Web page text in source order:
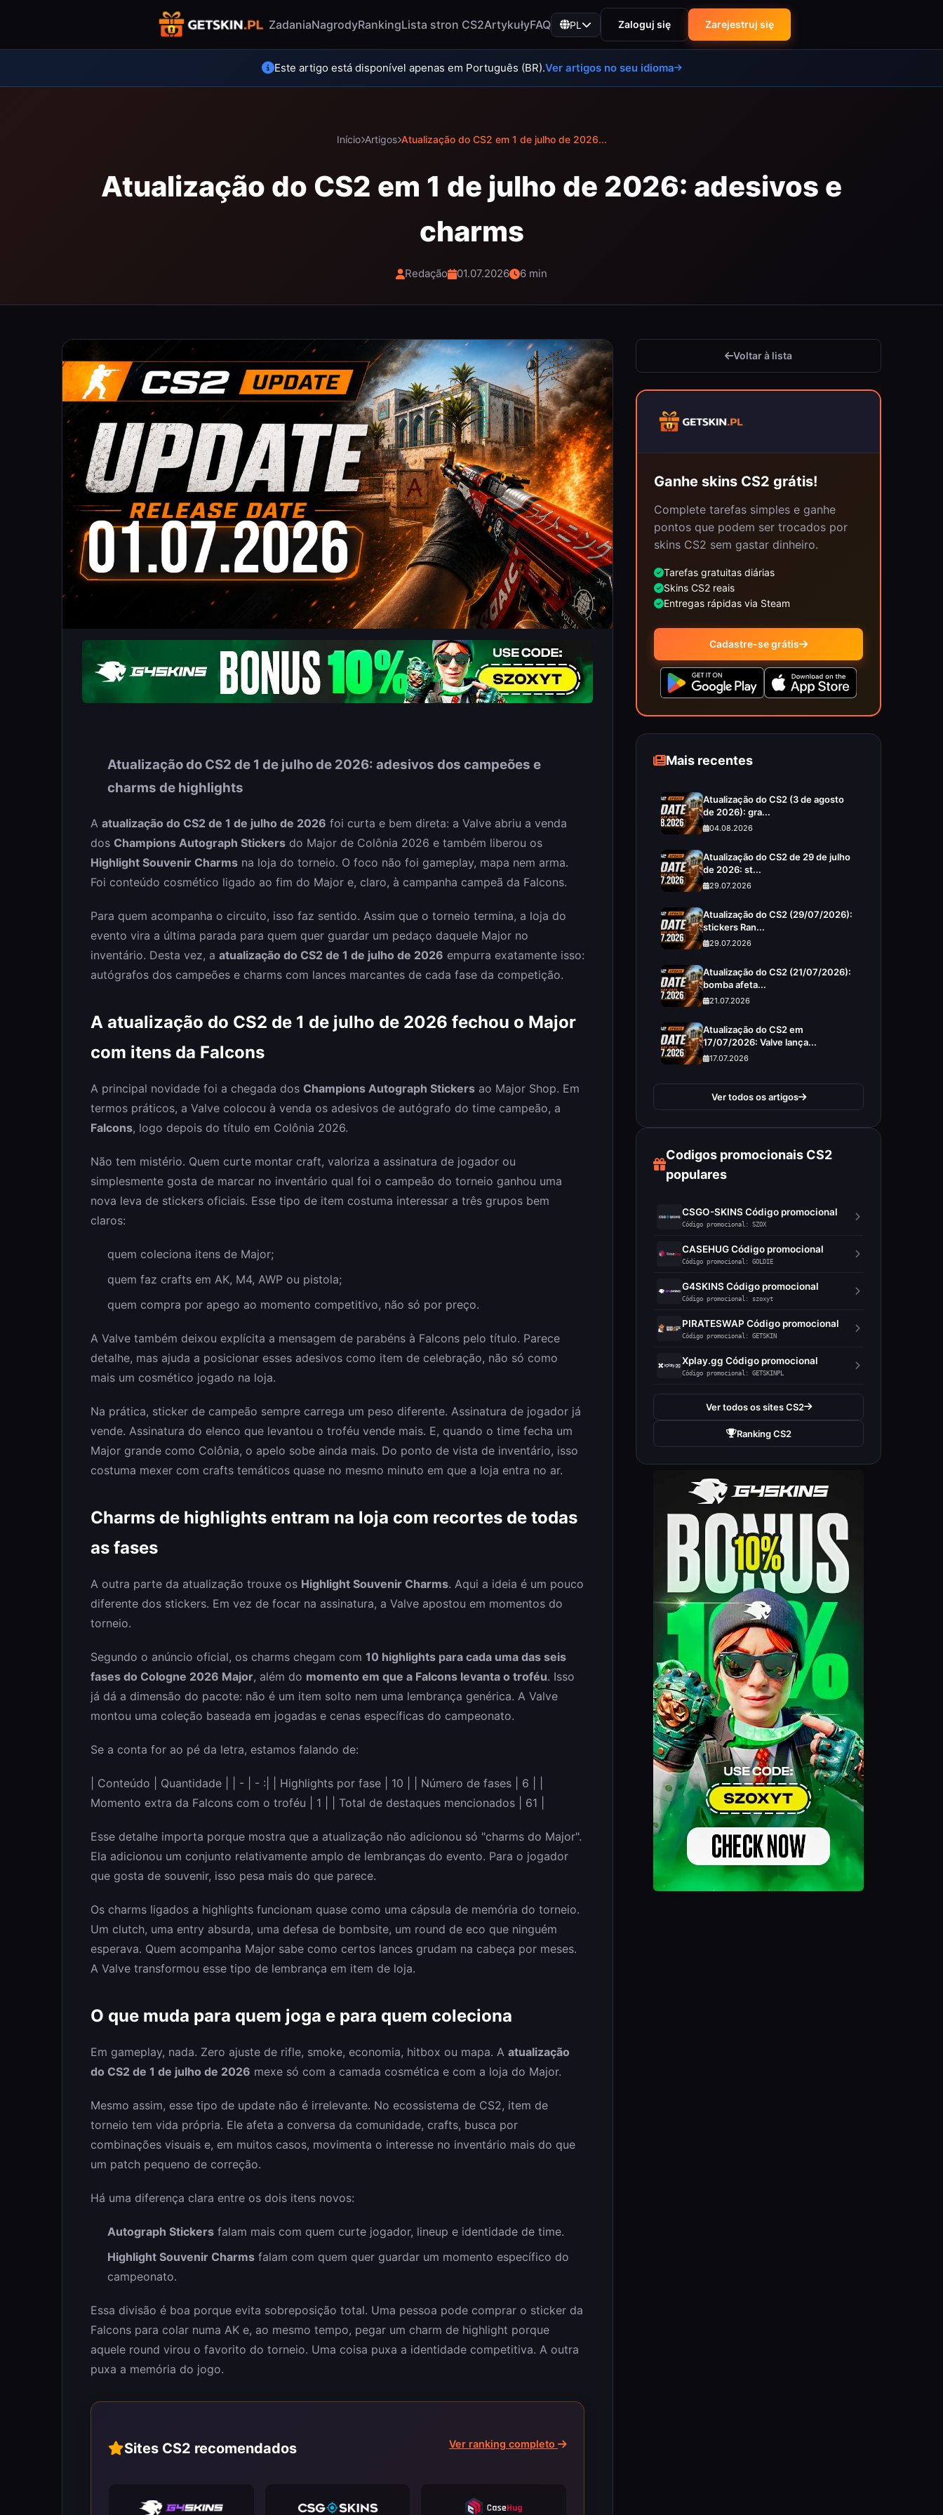
ZadaniaNagrodyRankingLista stron CS2ArtykułyFAQ PL Zaloguj się Zarejestruj się
Este artigo está disponível apenas em Português (BR).Ver artigos no seu idioma
Início Artigos Atualização do CS2 em 1 de julho de 2026...
Atualização do CS2 em 1 de julho de 2026: adesivos e
charms
Redação 01.07.2026 6 min
Atualização do CS2 de 1 de julho de 2026: adesivos dos campeões e
charms de highlights
A atualização do CS2 de 1 de julho de 2026 foi curta e bem direta: a Valve abriu a venda
dos Champions Autograph Stickers do Major de Colônia 2026 e também liberou os
Highlight Souvenir Charms na loja do torneio. O foco não foi gameplay, mapa nem arma.
Foi conteúdo cosmético ligado ao fim do Major e, claro, à campanha campeã da Falcons.
Para quem acompanha o circuito, isso faz sentido. Assim que o torneio termina, a loja do
evento vira a última parada para quem quer guardar um pedaço daquele Major no
inventário. Desta vez, a atualização do CS2 de 1 de julho de 2026 empurra exatamente isso:
autógrafos dos campeões e charms com lances marcantes de cada fase da competição.
A atualização do CS2 de 1 de julho de 2026 fechou o Major
com itens da Falcons
A principal novidade foi a chegada dos Champions Autograph Stickers ao Major Shop. Em
termos práticos, a Valve colocou à venda os adesivos de autógrafo do time campeão, a
Falcons, logo depois do título em Colônia 2026.
Não tem mistério. Quem curte montar craft, valoriza a assinatura de jogador ou
simplesmente gosta de marcar no inventário qual foi o campeão do torneio ganhou uma
nova leva de stickers oficiais. Esse tipo de item costuma interessar a três grupos bem
claros:
quem coleciona itens de Major;
quem faz crafts em AK, M4, AWP ou pistola;
quem compra por apego ao momento competitivo, não só por preço.
A Valve também deixou explícita a mensagem de parabéns à Falcons pelo título. Parece
detalhe, mas ajuda a posicionar esses adesivos como item de celebração, não só como
mais um cosmético jogado na loja.
Na prática, sticker de campeão sempre carrega um peso diferente. Assinatura de jogador já
vende. Assinatura do elenco que levantou o troféu vende mais. E, quando o time fecha um
Major grande como Colônia, o apelo sobe ainda mais. Do ponto de vista de inventário, isso
costuma mexer com crafts temáticos quase no mesmo minuto em que a loja entra no ar.
Charms de highlights entram na loja com recortes de todas
as fases
A outra parte da atualização trouxe os Highlight Souvenir Charms. Aqui a ideia é um pouco
diferente dos stickers. Em vez de focar na assinatura, a Valve apostou em momentos do
torneio.
Segundo o anúncio oficial, os charms chegam com 10 highlights para cada uma das seis
fases do Cologne 2026 Major, além do momento em que a Falcons levanta o troféu. Isso
já dá a dimensão do pacote: não é um item solto nem uma lembrança genérica. A Valve
montou uma coleção baseada em jogadas e cenas específicas do campeonato.
Se a conta for ao pé da letra, estamos falando de:
| Conteúdo | Quantidade | | - | - :| | Highlights por fase | 10 | | Número de fases | 6 | |
Momento extra da Falcons com o troféu | 1 | | Total de destaques mencionados | 61 |
Esse detalhe importa porque mostra que a atualização não adicionou só "charms do Major".
Ela adicionou um conjunto relativamente amplo de lembranças do evento. Para o jogador
que gosta de souvenir, isso pesa mais do que parece.
Os charms ligados a highlights funcionam quase como uma cápsula de memória do torneio.
Um clutch, uma entry absurda, uma defesa de bombsite, um round de eco que ninguém
esperava. Quem acompanha Major sabe como certos lances grudam na cabeça por meses.
A Valve transformou esse tipo de lembrança em item de loja.
O que muda para quem joga e para quem coleciona
Em gameplay, nada. Zero ajuste de rifle, smoke, economia, hitbox ou mapa. A atualização
do CS2 de 1 de julho de 2026 mexe só com a camada cosmética e com a loja do Major.
Mesmo assim, esse tipo de update não é irrelevante. No ecossistema de CS2, item de
torneio tem vida própria. Ele afeta a conversa da comunidade, crafts, busca por
combinações visuais e, em muitos casos, movimenta o interesse no inventário mais do que
um patch pequeno de correção.
Há uma diferença clara entre os dois itens novos:
Autograph Stickers falam mais com quem curte jogador, lineup e identidade de time.
Highlight Souvenir Charms falam com quem quer guardar um momento específico do
campeonato.
Essa divisão é boa porque evita sobreposição total. Uma pessoa pode comprar o sticker da
Falcons para colar numa AK e, ao mesmo tempo, pegar um charm de highlight porque
aquele round virou o favorito do torneio. Uma coisa puxa a identidade competitiva. A outra
puxa a memória do jogo.
Sites CS2 recomendados Ver ranking completo
Voltar à lista
Ganhe skins CS2 grátis!
Complete tarefas simples e ganhe
pontos que podem ser trocados por
skins CS2 sem gastar dinheiro.
Tarefas gratuitas diárias
Skins CS2 reais
Entregas rápidas via Steam
Cadastre-se grátis
Mais recentes
Atualização do CS2 (3 de agosto
de 2026): gra...
04.08.2026
Atualização do CS2 de 29 de julho
de 2026: st...
29.07.2026
Atualização do CS2 (29/07/2026):
stickers Ran...
29.07.2026
Atualização do CS2 (21/07/2026):
bomba afeta...
21.07.2026
Atualização do CS2 em
17/07/2026: Valve lança...
17.07.2026
Ver todos os artigos
Codigos promocionais CS2
populares
CSGO-SKINS Código promocional
Código promocional: SZOX
CASEHUG Código promocional
Código promocional: GOLDIE
G4SKINS Código promocional
Código promocional: szoxyt
PIRATESWAP Código promocional
Código promocional: GETSKIN
Xplay.gg Código promocional
Código promocional: GETSKINPL
Ver todos os sites CS2
Ranking CS2